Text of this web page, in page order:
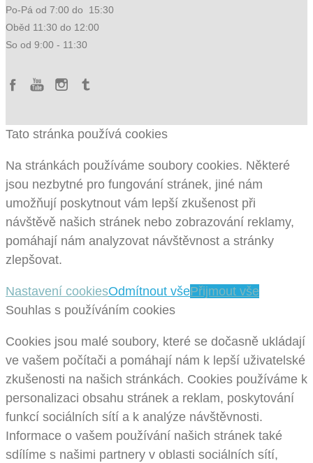
Po-Pá od 7:00 do 15:30
Oběd 11:30 do 12:00
So od 9:00 - 11:30
Tato stránka používá cookies
Na stránkách používáme soubory cookies. Některé
jsou nezbytné pro fungování stránek, jiné nám
umožňují poskytnout vám lepší zkušenost při
návštěvě našich stránek nebo zobrazování reklamy,
pomáhají nám analyzovat návštěvnost a stránky
zlepšovat.
Nastavení cookiesOdmítnout všePřijmout vše
Souhlas s používáním cookies
Cookies jsou malé soubory, které se dočasně ukládají
ve vašem počítači a pomáhají nám k lepší uživatelské
zkušenosti na našich stránkách. Cookies používáme k
personalizaci obsahu stránek a reklam, poskytování
funkcí sociálních sítí a k analýze návštěvnosti.
Informace o vašem používání našich stránek také
sdílíme s našimi partnery v oblasti sociálních sítí,